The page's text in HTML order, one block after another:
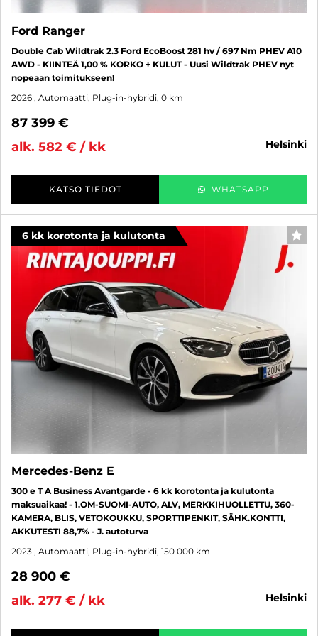
Ford Ranger
Double Cab Wildtrak 2.3 Ford EcoBoost 281 hv / 697 Nm PHEV A10
AWD - KIINTEÄ 1,00 % KORKO + KULUT - Uusi Wildtrak PHEV nyt
nopeaan toimitukseen!
2026 , Automaatti, Plug-in-hybridi, 0 km
87 399 €
alk. 582 € / kk
helsinki
KATSO TIEDOT WHATSAPP
6 kk korotonta ja kulutonta
Mercedes-Benz E
300 e T A Business Avantgarde - 6 kk korotonta ja kulutonta
maksuaikaa! - 1.OM-SUOMI-AUTO, ALV, MERKKIHUOLLETTU, 360-
KAMERA, BLIS, VETOKOUKKU, SPORTTIPENKIT, SÄHK.KONTTI,
AKKUTESTI 88,7% - J. autoturva
2023 , Automaatti, Plug-in-hybridi, 150 000 km
28 900 €
alk. 277 € / kk
helsinki